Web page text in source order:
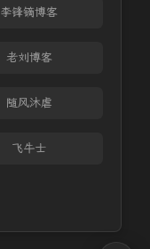
李锋镝博客
老刘博客
随风沐虐
飞牛士